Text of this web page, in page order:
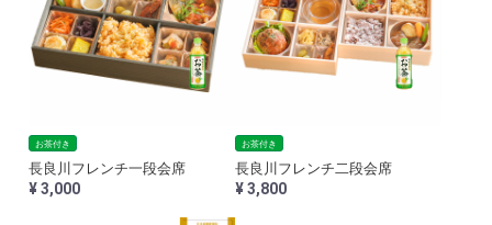
お茶付き
長良川フレンチ二段会席
¥ 3,800
お茶付き
長良川フレンチ一段会席
¥ 3,000